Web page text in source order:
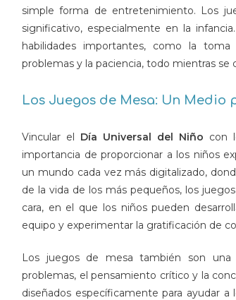
simple forma de entretenimiento. Los
significativo, especialmente en la
habilidades importantes, como la
problemas y la paciencia, todo mientras
Los Juegos de Mesa: Un
Vincular el Día Universal del Niño con
importancia de proporcionar a los niños
un mundo cada vez más digitalizado,
de la vida de los más pequeños, los
cara, en el que los niños pueden
equipo y experimentar la gratificación de
Los juegos de mesa también son
problemas, el pensamiento crítico y la
diseñados específicamente para ayudar